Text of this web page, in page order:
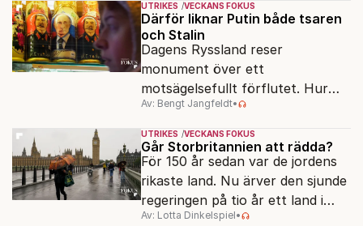
vänner.
UTRIKES VECKANS FOKUS
Därför liknar Putin både tsaren
och Stalin
Dagens Ryssland reser
monument över ett
motsägelsefullt förflutet. Hur
kunde två revolutioner förändra
hela samhället – utan att rubba
den ryska statsidén?
Av: Bengt Jangfeldt•
UTRIKES VECKANS FOKUS
Går Storbritannien att rädda?
För 150 år sedan var de jordens
rikaste land. Nu ärver den sjunde
regeringen på tio år ett land i
politiskt och ekonomiskt kaos.
Av: Lotta Dinkelspiel•